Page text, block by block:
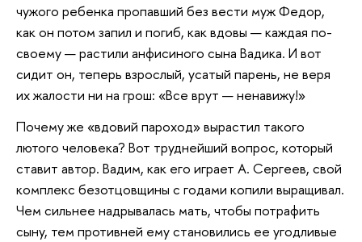
чужого ребенка пропавший без вести муж Федор,
как он потом запил и погиб, как вдовы — каждая по-
своему — растили анфисиного сына Вадика. И вот
сидит он, теперь взрослый, усатый парень, не веря
их жалости ни на грош: «Все врут — ненавижу!»
Почему же «вдовий пароход» вырастил такого
лютого человека? Вот труднейший вопрос, который
ставит автор. Вадим, как его играет А. Сергеев, свой
комплекс безотцовщины с годами копили выращивал.
Чем сильнее надрывалась мать, чтобы потрафить
сыну, тем противней ему становились ее угодливые